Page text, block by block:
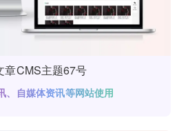
章CMS主题67号
、自媒体资讯等网站使用